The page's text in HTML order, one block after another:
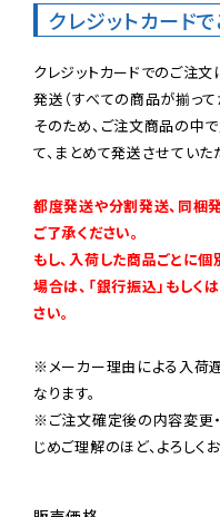
クレジットカード
クレジットカードでのご注
発送（すべての商品が揃って
そのため、ご注文商品の中
て、まとめて発送させていた
都度発送や分割発送、同梱
ご了承ください。
もし、入荷した商品ごとに
場合は、「銀行振込」もしく
さい。
※メーカー理由による入荷
なります。
※ご注文確定後の内容変更
じめご理解のほど、よろしく